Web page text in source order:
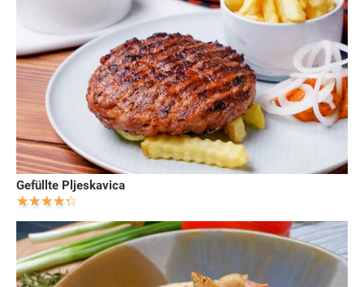
Gefüllte Pljeskavica